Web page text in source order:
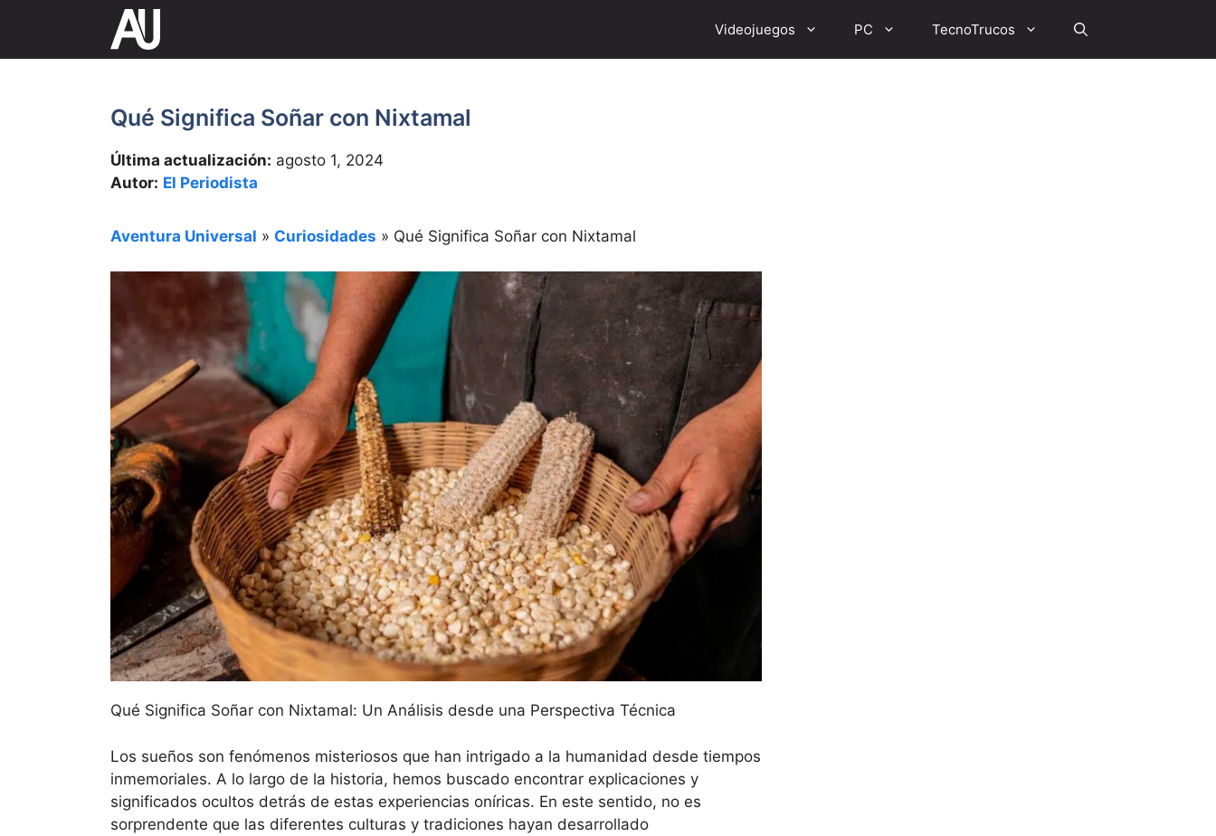
contenido
Videojuegos PC TecnoTrucos
Qué Significa Soñar con Nixtamal
Última actualización: agosto 1, 2024
Autor: El Periodista
Aventura Universal » Curiosidades » Qué Significa Soñar con Nixtamal
Qué Significa Soñar con Nixtamal: Un Análisis desde una Perspectiva Técnica
Los sueños son fenómenos misteriosos que han intrigado a la humanidad desde tiempos
inmemoriales. A lo largo de la historia, hemos buscado encontrar explicaciones y
significados ocultos detrás de estas experiencias oníricas. En este sentido, no es
sorprendente que las diferentes culturas y tradiciones hayan desarrollado